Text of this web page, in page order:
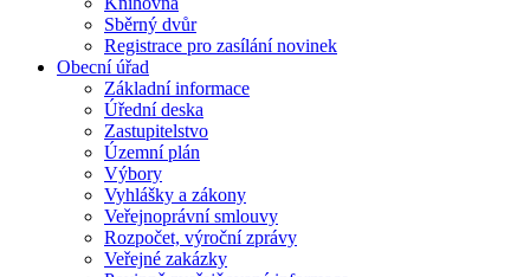
Sběrný dvůr
Registrace pro zasílání novinek
Obecní úřad
Základní informace
Úřední deska
Zastupitelstvo
Územní plán
Výbory
Vyhlášky a zákony
Veřejnoprávní smlouvy
Rozpočet, výroční zprávy
Veřejné zakázky